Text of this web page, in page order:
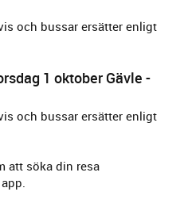
och bussar ersätter enligt
1 oktober Gävle -
och bussar ersätter enligt
att söka din resa